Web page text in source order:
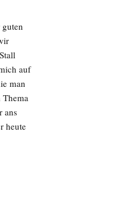
auf
man
ans
heute